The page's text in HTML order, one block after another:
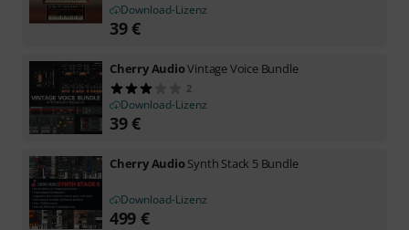
Download-Lizenz
39€
Cherry AudioVintage Voice Bundle
2
Download-Lizenz
39€
Cherry AudioSynth Stack 5 Bundle
Download-Lizenz
499 €